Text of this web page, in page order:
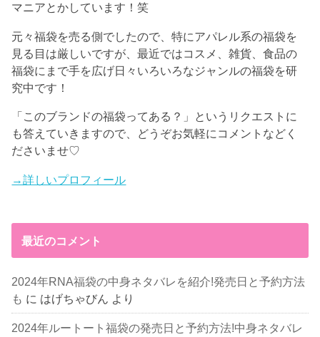
マニアとかしています！笑
元々福袋を売る側でしたので、特にアパレル系の福袋を
見る目は厳しいですが、最近ではコスメ、雑貨、食品の
福袋にまで手を広げ日々いろいろなジャンルの福袋を研
究中です！
「このブランドの福袋ってある？」というリクエストに
も答えていきますので、どうぞお気軽にコメントなどく
ださいませ♡
→詳しいプロフィール
最近のコメント
2024年RNA福袋の中身ネタバレを紹介!発売日と予約方法
も に はげちゃびん より
2024年ルートート福袋の発売日と予約方法!中身ネタバレ